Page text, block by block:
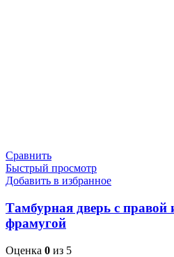
Сравнить
Быстрый просмотр
Добавить в избранное
Тамбурная дверь с правой
фрамугой
Оценка 0 из 5